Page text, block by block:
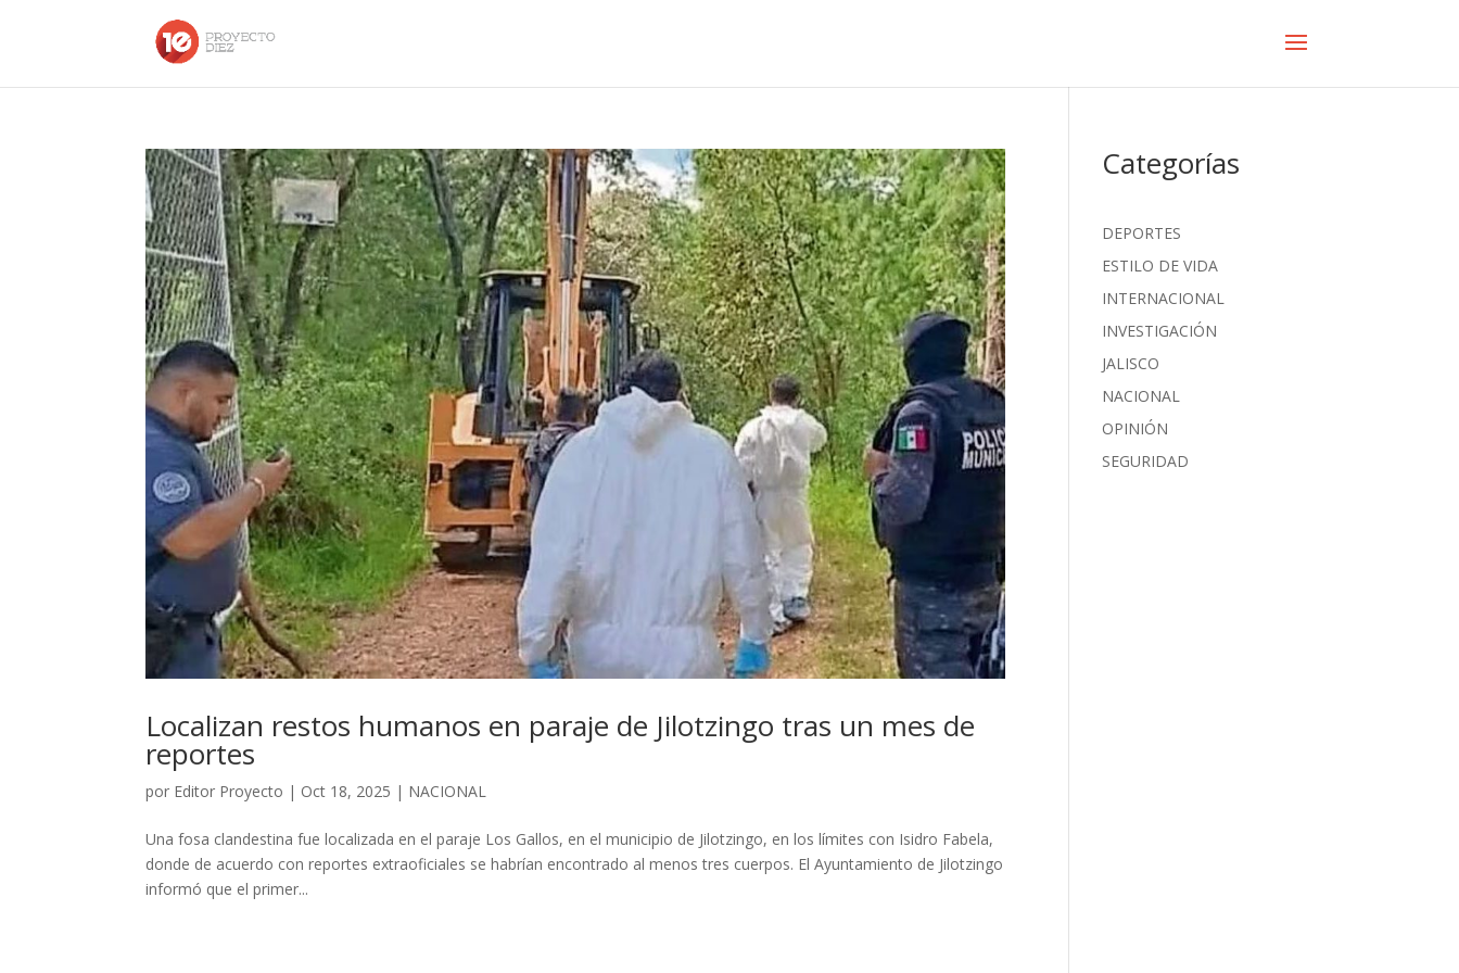
Localizan restos humanos en paraje de Jilotzingo tras un mes de
reportes
por Editor Proyecto | Oct 18, 2025 | NACIONAL
Una fosa clandestina fue localizada en el paraje Los Gallos, en el municipio de Jilotzingo, en los límites con Isidro Fabela,
donde de acuerdo con reportes extraoficiales se habrían encontrado al menos tres cuerpos. El Ayuntamiento de Jilotzingo
informó que el primer...
Categorías
DEPORTES
ESTILO DE VIDA
INTERNACIONAL
INVESTIGACIÓN
JALISCO
NACIONAL
OPINIÓN
SEGURIDAD